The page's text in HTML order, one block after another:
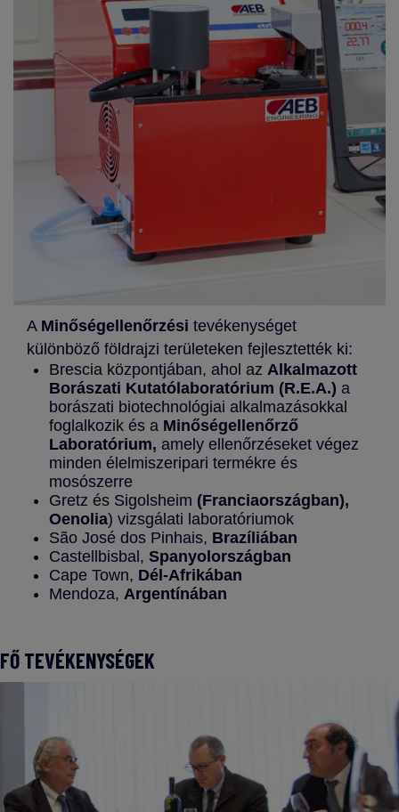
A Minőségellenőrzési tevékenységet
különböző földrajzi területeken fejlesztették ki:
Brescia központjában, ahol az Alkalmazott
Borászati Kutatólaboratórium (R.E.A.) a
borászati biotechnológiai alkalmazásokkal
foglalkozik és a Minőségellenőrző
Laboratórium, amely ellenőrzéseket végez
minden élelmiszeripari termékre és
mosószerre
Gretz és Sigolsheim (Franciaországban),
Oenolia) vizsgálati laboratóriumok
São José dos Pinhais, Brazíliában
Castellbisbal, Spanyolországban
Cape Town, Dél-Afrikában
Mendoza, Argentínában
FŐ TEVÉKENYSÉGEK